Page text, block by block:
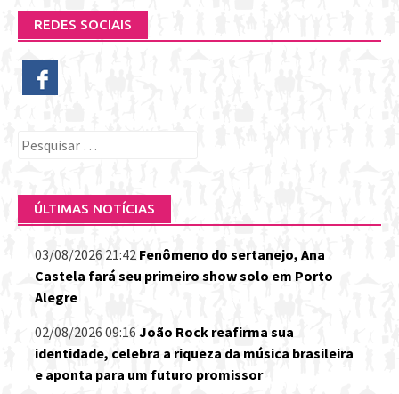
REDES SOCIAIS
Pesquisar
ÚLTIMAS NOTÍCIAS
03/08/2026 21:42 Fenômeno do sertanejo, Ana
Castela fará seu primeiro show solo em Porto
Alegre
02/08/2026 09:16 João Rock reafirma sua
identidade, celebra a riqueza da música brasileira
e aponta para um futuro promissor